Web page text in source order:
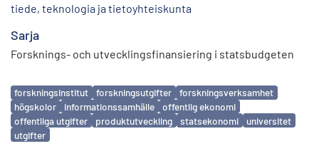
tiede, teknologia ja tietoyhteiskunta
Sarja
Forsknings- och utvecklingsfinansiering i statsbudgeten
Avainsanat
forskningsinstitut forskningsutgifter
forskningsverksamhet
högskolor
informationssamhälle
offentlig ekonomi
offentliga utgifter
produktutveckling statsekonomi
universitet
utgifter